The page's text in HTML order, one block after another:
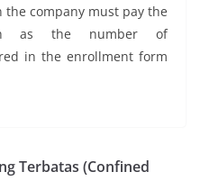
company must pay the
as the number of
in the enrollment form
Terbatas (Confined